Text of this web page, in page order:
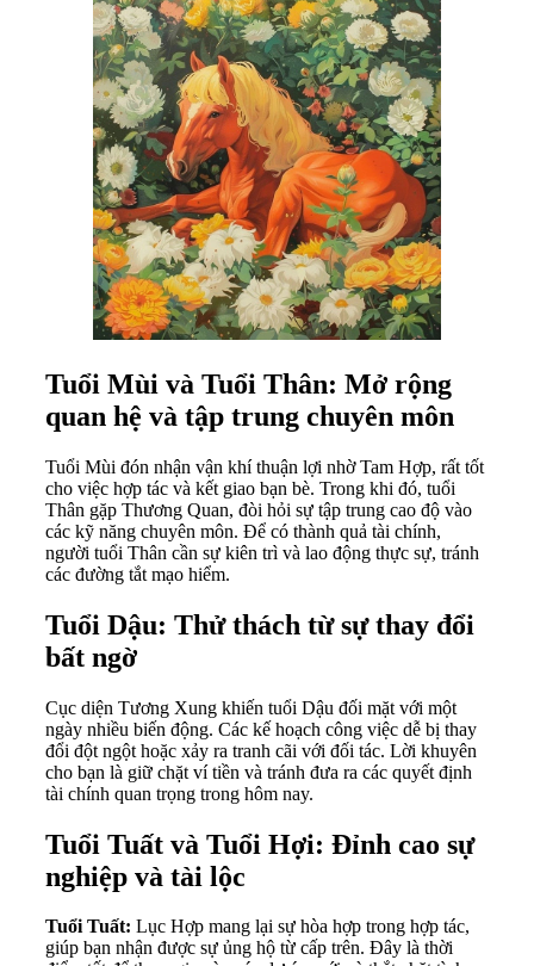
Tuổi Mùi và Tuổi Thân: Mở rộng
quan hệ và tập trung chuyên môn
Tuổi Mùi đón nhận vận khí thuận lợi nhờ Tam Hợp, rất tốt
cho việc hợp tác và kết giao bạn bè. Trong khi đó, tuổi
Thân gặp Thương Quan, đòi hỏi sự tập trung cao độ vào
các kỹ năng chuyên môn. Để có thành quả tài chính,
người tuổi Thân cần sự kiên trì và lao động thực sự, tránh
các đường tắt mạo hiểm.
Tuổi Dậu: Thử thách từ sự thay đổi
bất ngờ
Cục diện Tương Xung khiến tuổi Dậu đối mặt với một
ngày nhiều biến động. Các kế hoạch công việc dễ bị thay
đổi đột ngột hoặc xảy ra tranh cãi với đối tác. Lời khuyên
cho bạn là giữ chặt ví tiền và tránh đưa ra các quyết định
tài chính quan trọng trong hôm nay.
Tuổi Tuất và Tuổi Hợi: Đỉnh cao sự
nghiệp và tài lộc
Tuổi Tuất: Lục Hợp mang lại sự hòa hợp trong hợp tác,
giúp bạn nhận được sự ủng hộ từ cấp trên. Đây là thời